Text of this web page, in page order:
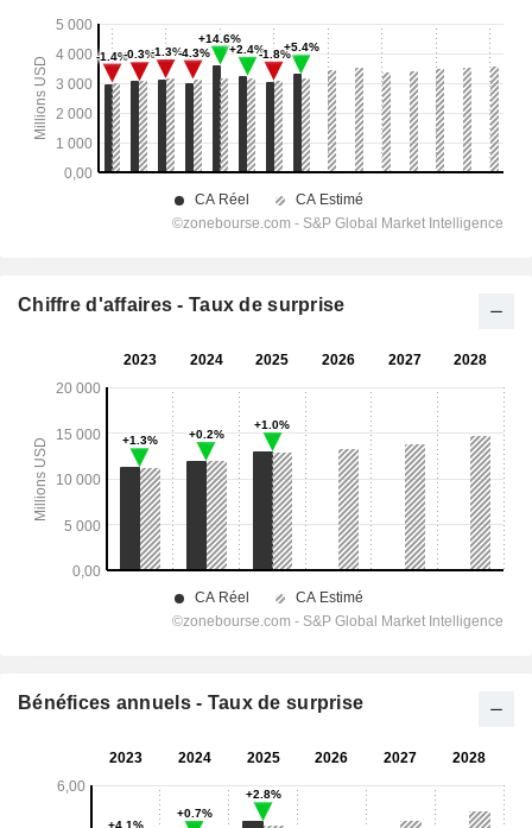
Chiffre d'affaires - Taux de surprise
Bénéfices annuels - Taux de surprise